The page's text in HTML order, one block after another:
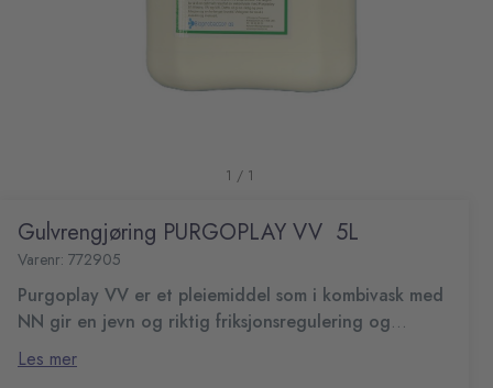
1 / 1
Gulvrengjøring PURGOPLAY VV 5L
Varenr: 772905
Purgoplay VV er et pleiemiddel som i kombivask med
NN gir en jevn og riktig friksjonsregulering og
forlenget levetid til gulvet.
uttørring/sprekkdannelse. Kan brukes i
Les mer